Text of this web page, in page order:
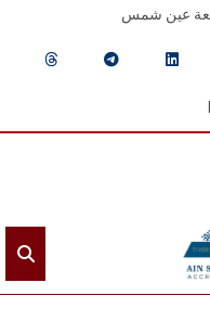
عين شمس